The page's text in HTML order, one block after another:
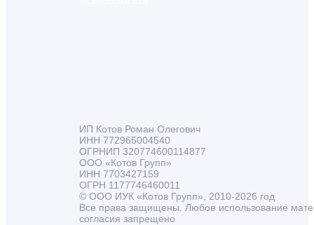
ИП Котов Роман Олегович
ИНН 772965004540
ОГРНИП 320774600114877
ООО «Котов Групп»
ИНН 7703427159
ОГРН 1177746460011
© ООО ИУК «Котов Групп», 2010-2026 год
Все права защищены. Любое использование
согласия запрещено